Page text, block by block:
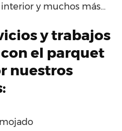
y muchos más…
y trabajos
el parquet
nuestros